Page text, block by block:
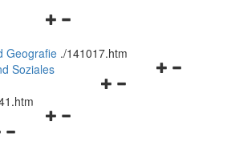
Navigationsmenü
und
schließen
Geografie ./141017.htm
Navigationsmenü
Soziales
Navigationsmenü